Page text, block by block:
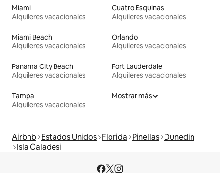
Miami
Alquileres vacacionales
Cuatro Esquinas
Alquileres vacacionales
Miami Beach
Alquileres vacacionales
Orlando
Alquileres vacacionales
Panama City Beach
Alquileres vacacionales
Fort Lauderdale
Alquileres vacacionales
Tampa
Alquileres vacacionales
Mostrar más
Airbnb Estados Unidos Florida Pinellas Dunedin
Isla Caladesi